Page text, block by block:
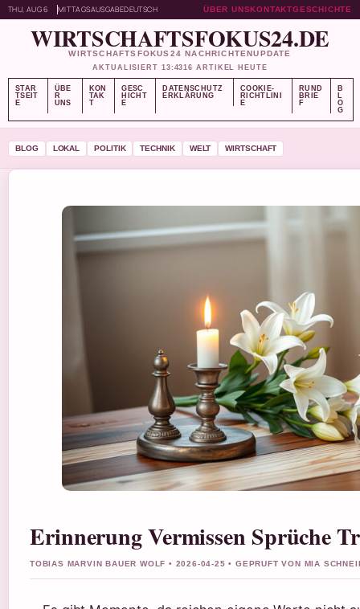
THU, AUG 6 MITTAGSAUSGABEDEUTSCH ÜBER UNSKONTAKTGESCHICHTE
WIRTSCHAFTSFOKUS24.DE
WIRTSCHAFTSFOKUS24 NACHRICHTENUPDATE
AKTUALISIERT 13:4316 ARTIKEL HEUTE
STAR
TSEIT
E
ÜBE
R
UNS
KON
TAK
T
GESC
HICHT
E
DATENSCHUTZ
ERKLÄRUNG
COOKIE-
RICHTLINI
E
RUND
BRIE
F
B
L
O
G
BLOG LOKAL POLITIK TECHNIK WELT WIRTSCHAFT
Erinnerung Vermissen Sprüche
TOBIAS MARVIN BAUER WOLF • 2026-04-25 • GEPRUFT VON MIA